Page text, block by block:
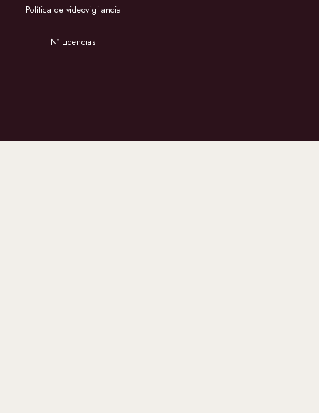
Política de videovigilancia
Nº Licencias